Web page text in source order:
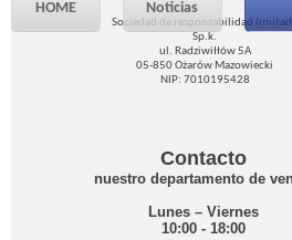
HOME Noticias
Sociedad de responsabilidad
Sp.k.
ul. Radziwiłłów 5A
05-850 Ożarów Mazowiecki
NIP: 7010195428
Contacto
nuestro departamento de
Lunes – Viernes
10:00 - 18:00